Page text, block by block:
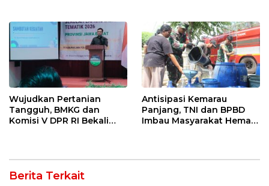
Indramayu
Wujudkan Pertanian
Tangguh, BMKG dan
Komisi V DPR RI Bekali
Antisipasi Kemarau
Panjang, TNI dan BPBD
Imbau Masyarakat Hemat
Berita Terkait